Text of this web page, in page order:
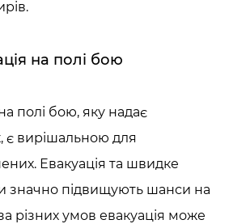
на полі бою
полі бою, яку надає
, є вирішальною для
Евакуація та швидке
значно підвищують шанси на
різних умов евакуація може